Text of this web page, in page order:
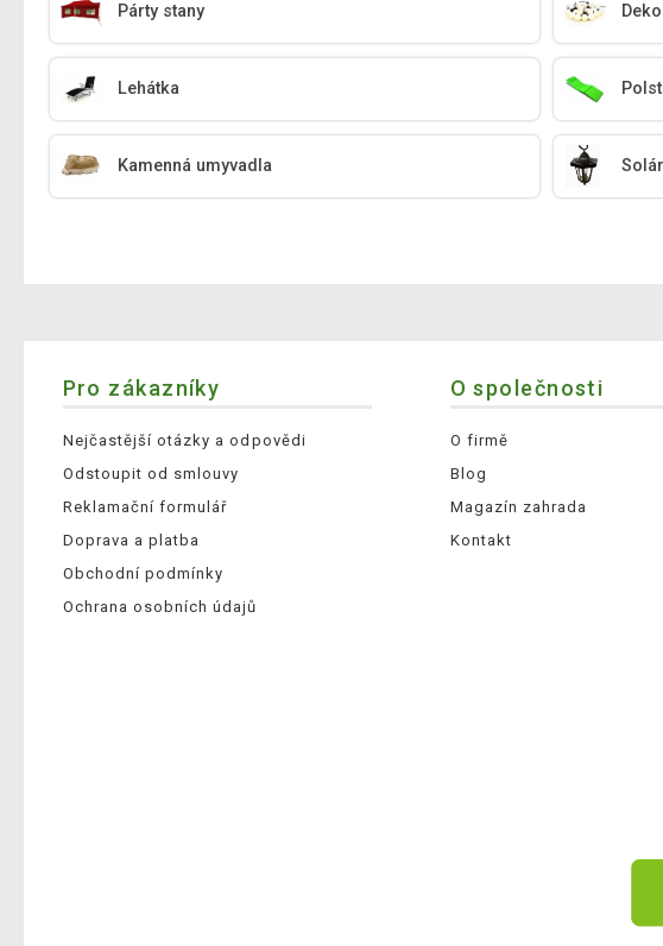
Párty stany
Lehátka
Kamenná umyvadla
Pro zákazníky
Nejčastější otázky a odpovědi
Odstoupit od smlouvy
Reklamační formulář
Doprava a platba
Obchodní podmínky
Ochrana osobních údajů
O společnosti
O firmě
Blog
Magazín zahrada
Kontakt